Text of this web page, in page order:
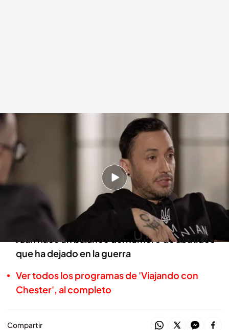
Juan, el combatiente español, en 'Viajando con Chester'
El exlegionario habla de la distancia a la que ha
conseguido llegar con un tiro: "Si tienes todo
bien te llega a 2 kilómetros”
Juan hace un balance del número de abatidos
que ha dejado en la guerra
Ver todos los programas de 'Viajando con
Chester', al completo
Compartir